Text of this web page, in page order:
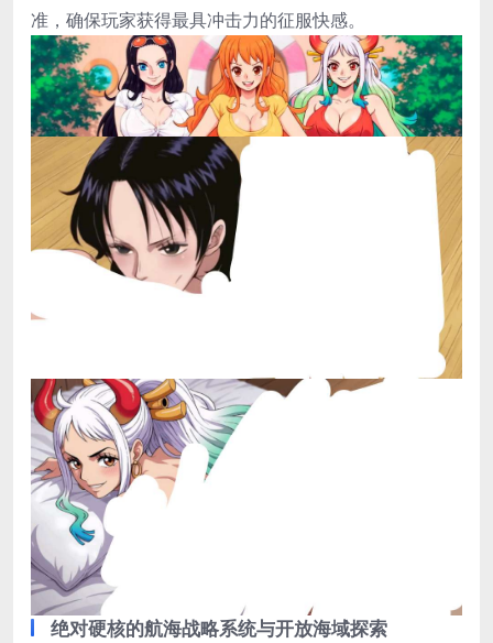
准，确保玩家获得最具冲击力的征服快感。
绝对硬核的航海战略系统与开放海域探索